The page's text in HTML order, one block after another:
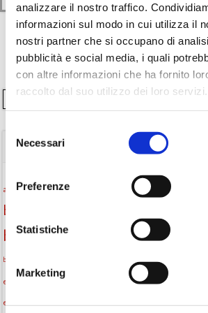
analizzare il nostro traffico.
informazioni sul modo in cui utilizza il
nostri partner che si occupano di
pubblicità e social media, i quali
con altre informazioni che ha fornito
raccolto dal suo utilizzo dei loro servizi.
delNecessari
Preferenze
Statistiche
Marketing
Cerca
TAGS
attività per bambini Attività per ragazzi
biblioteca
biblioteca Monselice Biblioteca
biblioteca San Biagio Monselice Centro per il libro e la lettura
eventi biblioteca eventi culturali
eventi in biblioteca